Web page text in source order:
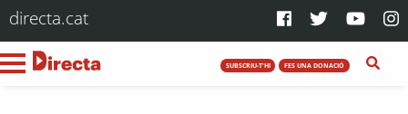
directa.cat
SUBSCRIU-T'HI FES UNA DONACIÓ